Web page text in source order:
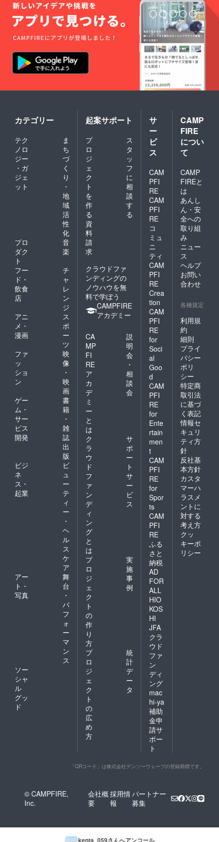
カテゴリー
テク
ノロ
ジー
・ガ
ジェ
ット
ま
ち
づ
く
り
・
地
域
活
性
化
プロ
ダク
ト
音
楽
フー
ド・
飲食
店
チ
ャ
レ
ン
ジ
アニ
メ・
漫画
ス
ポ
ー
ツ
ファ
ッ
ショ
ン
映
像
・
映
画
ゲー
ム・
サー
ビス
開発
書
籍
・
雑
誌
出
版
ビジ
ネ
ス・
起業
ビ
ュ
ー
テ
ィ
ー
・
ヘ
ル
ス
ケ
ア
アー
ト・
写真
舞
台
・
パ
フ
ォ
ー
マ
ン
ス
ソー
シャ
ル
グッ
ド
起案サポート
プ
ロ
ジ
ェ
ク
ト
を
作
る
ス
タ
ッ
フ
に
相
談
す
る
資
料
請
求
クラウドファ
ンディングの
ノウハウを無
料で学ぼう
CAMPFIRE
アカデミー
CA
MP
FI
RE
ア
カ
デ
ミ
ー
と
は
説
明
会
・
相
談
会
ク
ラ
ウ
ド
フ
ァ
ン
デ
ィ
ン
グ
と
は
サ
ポ
ー
ト
サ
ー
ビ
ス
プ
ロ
ジ
ェ
ク
ト
の
作
り
方
実
施
事
例
プ
ロ
ジ
ェ
ク
ト
の
広
め
方
統
計
デ
ー
タ
サ
ー
ビ
ス
CAM
PFI
RE
CAM
PFI
RE
コ
ミュ
ニ
ティ
CAM
PFI
RE
Crea
tion
CAM
PFI
RE
for
Soci
al
Goo
d
CAM
PFI
RE
for
Ente
rtain
men
t
CAM
PFI
RE
for
Spor
ts
CAM
PFI
RE
ふる
さと
納税
AD
FOR
ALL
HIO
KOS
HI
JFA
クラ
ウド
ファ
ン
ディ
ング
mac
hi-ya
補助
金申
請サ
ポー
ト
CAMP
FIRE
につい
て
CAMP
FIREと
は
あんし
ん・安
全への
取り組
み
ニュー
ス
ヘルプ
お問い
合わせ
各種規定
利用規
約
細則
プライ
バシー
ポリ
シー
特定商
取引法
に基づ
く表記
情報セ
キュリ
ティ方
針
反社基
本方針
カスタ
マーハ
ラスメ
ントに
対する
考え方
クッ
キーポ
リシー
「QRコード」は株式会社デンソーウェーブの登録商標です。
© CAMPFIRE,
Inc.
会社概
要
採用情
報
パートナー
募集